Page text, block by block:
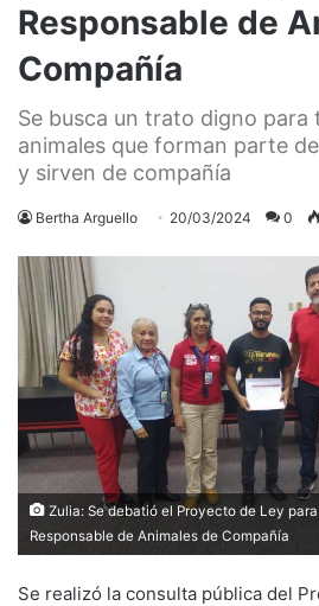
Responsable de
Compañía
Se busca un trato digno para
animales que forman parte
y sirven de compañía
Bertha Arguello 20/03/2024 0
Zulia: Se debatió el Proyecto de Ley
Responsable de Animales de Compañía
Se realizó la consulta pública del